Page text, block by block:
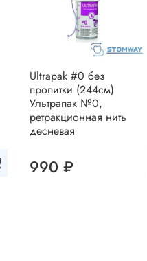
Ultrapak #0 без
пропитки (244см)
Ультрапак №0,
ретракционная нить
десневая
990 ₽